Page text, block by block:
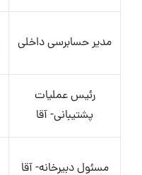
مدیر حسابرسی داخلی
رئیس عملیات
پشتیبانی- آقا
مسئول دبیرخانه- آقا